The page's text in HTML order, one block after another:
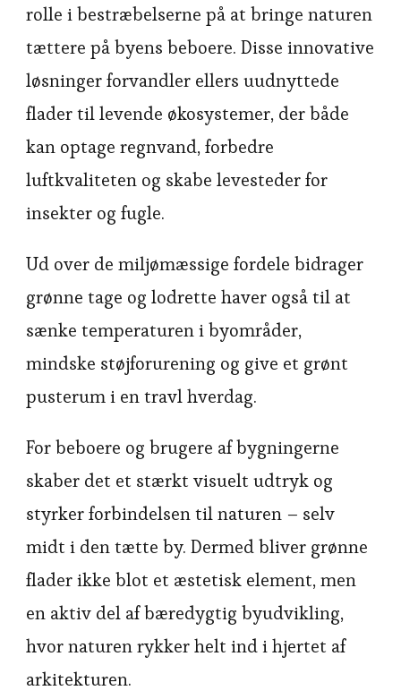
rolle i bestræbelserne på at bringe naturen
tættere på byens beboere. Disse innovative
løsninger forvandler ellers uudnyttede
flader til levende økosystemer, der både
kan optage regnvand, forbedre
luftkvaliteten og skabe levesteder for
insekter og fugle.
Ud over de miljømæssige fordele bidrager
grønne tage og lodrette haver også til at
sænke temperaturen i byområder,
mindske støjforurening og give et grønt
pusterum i en travl hverdag.
For beboere og brugere af bygningerne
skaber det et stærkt visuelt udtryk og
styrker forbindelsen til naturen – selv
midt i den tætte by. Dermed bliver grønne
flader ikke blot et æstetisk element, men
en aktiv del af bæredygtig byudvikling,
hvor naturen rykker helt ind i hjertet af
arkitekturen.